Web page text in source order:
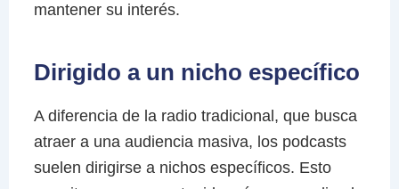
mantener su interés.
Dirigido a un nicho específico
A diferencia de la radio tradicional, que busca
atraer a una audiencia masiva, los podcasts
suelen dirigirse a nichos específicos. Esto